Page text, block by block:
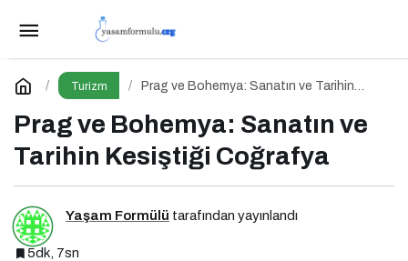
Turizm
Prag ve Bohemya: Sanatın ve Tarihin
Prag ve Bohemya: Sanatın ve
Tarihin Kesiştiği Coğrafya
Yaşam Formülü tarafından yayınlandı
5dk, 7sn
Fotoğraf Tutkunlarına Özel 6 Muhteşem Durak
Yorum Yap